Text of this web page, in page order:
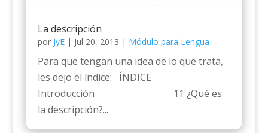
La descripción
por JyE| Jul 20, 2013 | Módulo para Lengua
Para que tengan una idea de lo que trata,
les dejo el índice: ÍNDICE
Introducción 11 ¿Qué es
la descripción?...